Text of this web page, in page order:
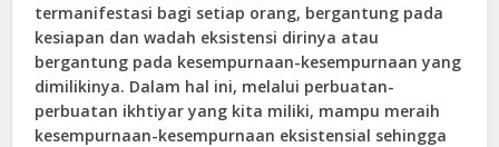
termanifestasi bagi setiap orang, bergantung pada
kesiapan dan wadah eksistensi dirinya atau
bergantung pada kesempurnaan-kesempurnaan yang
dimilikinya. Dalam hal ini, melalui perbuatan-
perbuatan ikhtiyar yang kita miliki, mampu meraih
kesempurnaan-kesempurnaan eksistensial sehingga